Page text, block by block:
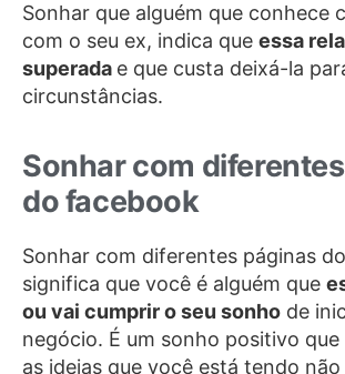
Sonhar que alguém que conhece
com o seu ex, indica que essa
superada e que custa deixá-la
circunstâncias.
Sonhar com
do facebook
Sonhar com diferentes páginas
significa que você é alguém que
ou vai cumprir o seu sonho de
negócio. É um sonho positivo
as ideias que você está tendo